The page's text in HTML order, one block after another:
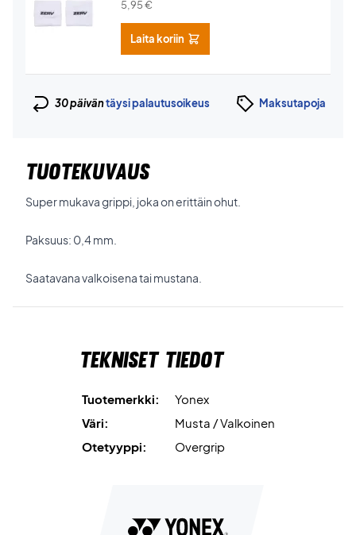
5,95€
Laita koriin
30 päiväntäysi palautusoikeus Maksutapoja
TUOTEKUVAUS
Super mukava grippi, joka on erittäin ohut.
Paksuus: 0,4 mm.
Saatavana valkoisena tai mustana.
Tekniset tiedot
Tuotemerkki:
Yonex
Väri:
Musta / Valkoinen
Otetyyppi:
Overgrip